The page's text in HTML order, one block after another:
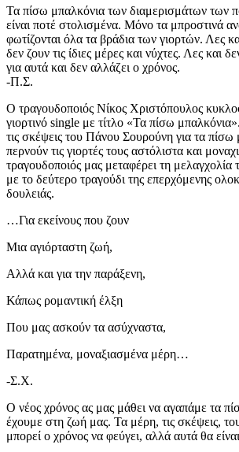
Τα πίσω μπαλκόνια των διαμερισμάτων των
είναι ποτέ στολισμένα. Μόνο τα μπροστινά
φωτίζονται όλα τα βράδια των γιορτών. Λες
δεν ζουν τις ίδιες μέρες και νύχτες. Λες και
για αυτά και δεν αλλάζει ο χρόνος.
-Π.Σ.
Ο τραγουδοποιός Νίκος Χριστόπουλος
γιορτινό single με τίτλο «Τα πίσω
τις σκέψεις του Πάνου Σουρούνη για τα πίσω
περνούν τις γιορτές τους αστόλιστα και
τραγουδοποιός μας μεταφέρει τη
με το δεύτερο τραγούδι της επερχόμενης
δουλειάς.
…Για εκείνους που ζουν
Μια αγιόρταστη ζωή,
Αλλά και για την παράξενη,
Κάπως ρομαντική έλξη
Που μας ασκούν τα ασύχναστα,
Παρατημένα, μοναξιασμένα μέρη…
-Σ.Χ.
Ο νέος χρόνος ας μας μάθει να αγαπάμε τα
έχουμε στη ζωή μας. Τα μέρη, τις σκέψεις,
μπορεί ο χρόνος να φεύγει, αλλά αυτά θα